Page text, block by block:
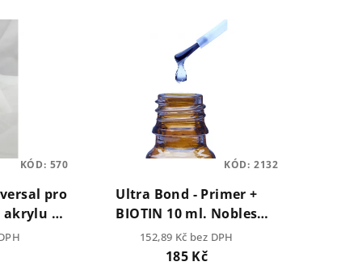
pro
15
KÓD: 570
Ultra Bond - Primer +
BIOTIN 10 ml. Nobles
(nekyselý pro přilnavost
gelů a akrylu)
152,89 Kč bez DPH
185 Kč
KÓD: 2132